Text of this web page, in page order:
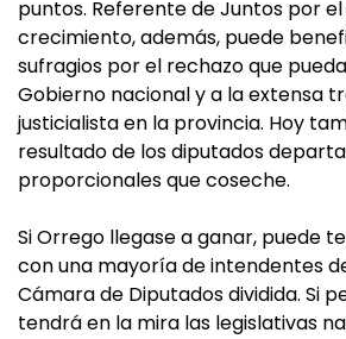
puntos. Referente de Juntos por el
crecimiento, además, puede
sufragios por el rechazo que
Gobierno nacional y a la extensa
justicialista en la provincia. Hoy
resultado de los diputados
proporcionales que coseche.
Si Orrego llegase a ganar, puede
con una mayoría de intendentes
Cámara de Diputados dividida. Si
tendrá en la mira las legislativas